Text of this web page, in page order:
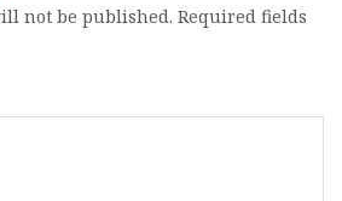
not be published. Required fields